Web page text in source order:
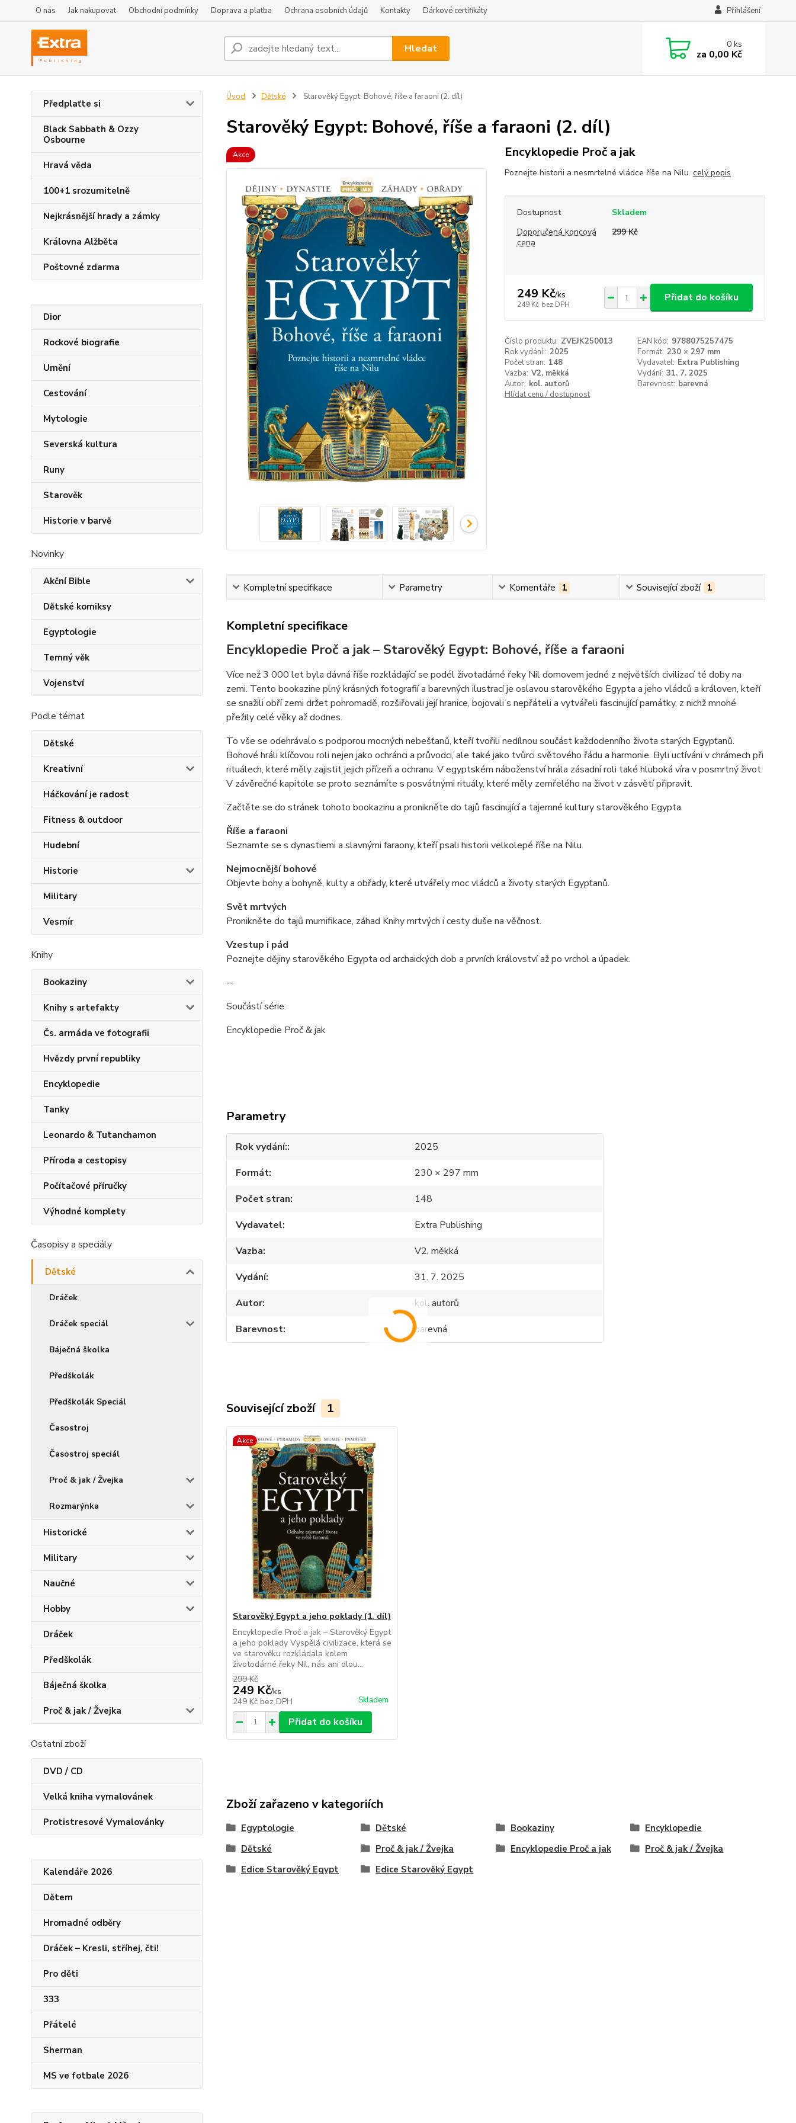
O nás Jak nakupovat Obchodní podmínky Doprava a platba Ochrana osobních údajů Kontakty Dárkové certifikáty Přihlášení
Hledat 0ks
za 0,00 Kč
Předplaťte si
Black Sabbath & Ozzy
Osbourne
Hravá věda
100+1 srozumitelně
Nejkrásnější hrady a zámky
Královna Alžběta
Poštovné zdarma
Dior
Rockové biografie
Umění
Cestování
Mytologie
Severská kultura
Runy
Starověk
Historie v barvě
Novinky
Akční Bible
Dětské komiksy
Egyptologie
Temný věk
Vojenství
Podle témat
Dětské
Kreativní
Háčkování je radost
Fitness & outdoor
Hudební
Historie
Military
Vesmír
Knihy
Bookaziny
Knihy s artefakty
Čs. armáda ve fotografii
Hvězdy první republiky
Encyklopedie
Tanky
Leonardo & Tutanchamon
Příroda a cestopisy
Počítačové příručky
Výhodné komplety
Časopisy a speciály
Dětské
Dráček
Dráček speciál
Báječná školka
Předškolák
Předškolák Speciál
Časostroj
Časostroj speciál
Proč & jak / Žvejka
Rozmarýnka
Historické
Military
Naučné
Hobby
Dráček
Předškolák
Báječná školka
Proč & jak / Žvejka
Ostatní zboží
DVD / CD
Velká kniha vymalovánek
Protistresové Vymalovánky
Kalendáře 2026
Dětem
Hromadné odběry
Dráček – Kresli, stříhej, čti!
Pro děti
333
Přátelé
Sherman
MS ve fotbale 2026
Úvod Dětské Starověký Egypt: Bohové, říše a faraoni (2. díl)
Starověký Egypt: Bohové, říše a faraoni (2. díl)
Akce Encyklopedie Proč a jak
Poznejte historii a nesmrtelné vládce říše na Nilu. celý popis
Dostupnost
Skladem
Doporučená koncová
cena
299 Kč
249 Kč/ks
249 Kč bez DPH
Přidat do košíku
Číslo produktu: ZVEJK250013 EAN kód: 9788075257475
Rok vydání:: 2025 Formát: 230 × 297 mm
Počet stran: 148 Vydavatel: Extra Publishing
Vazba: V2, měkká Vydání: 31. 7. 2025
Autor: kol. autorů Barevnost: barevná
Hlídat cenu / dostupnost
Kompletní specifikace Parametry Komentáře 1 Související zboží 1
Kompletní specifikace
Encyklopedie Proč a jak – Starověký Egypt: Bohové, říše a faraoni
Více než 3 000 let byla dávná říše rozkládající se podél životadárné řeky Nil domovem jedné z největších civilizací té doby na
zemi. Tento bookazine plný krásných fotografií a barevných ilustrací je oslavou starověkého Egypta a jeho vládců a královen, kteří
se snažili obří zemi držet pohromadě, rozšiřovali její hranice, bojovali s nepřáteli a vytvářeli fascinující památky, z nichž mnohé
přežily celé věky až dodnes.
To vše se odehrávalo s podporou mocných nebešťanů, kteří tvořili nedílnou součást každodenního života starých Egypťanů.
Bohové hráli klíčovou roli nejen jako ochránci a průvodci, ale také jako tvůrci světového řádu a harmonie. Byli uctíváni v chrámech při
rituálech, které měly zajistit jejich přízeň a ochranu. V egyptském náboženství hrála zásadní roli také hluboká víra v posmrtný život.
V závěrečné kapitole se proto seznámíte s posvátnými rituály, které měly zemřelého na život v zásvětí připravit.
Začtěte se do stránek tohoto bookazinu a pronikněte do tajů fascinující a tajemné kultury starověkého Egypta.
Říše a faraoni
Seznamte se s dynastiemi a slavnými faraony, kteří psali historii velkolepé říše na Nilu.
Nejmocnější bohové
Objevte bohy a bohyně, kulty a obřady, které utvářely moc vládců a životy starých Egypťanů.
Svět mrtvých
Pronikněte do tajů mumifikace, záhad Knihy mrtvých i cesty duše na věčnost.
Vzestup i pád
Poznejte dějiny starověkého Egypta od archaických dob a prvních království až po vrchol a úpadek.
--
Součástí série:
Encyklopedie Proč & jak
Parametry
Rok vydání:
2025
Formát
230 × 297 mm
Počet stran
148
Vydavatel
Extra Publishing
Vazba
V2, měkká
Vydání
31. 7. 2025
Autor
kol. autorů
Barevnost
barevná
Související zboží 1
Akce
Starověký Egypt a jeho poklady (1. díl)
Encyklopedie Proč a jak – Starověký Egypt
a jeho poklady Vyspělá civilizace, která se
ve starověku rozkládala kolem
životodárné řeky Nil, nás ani dlou...
299 Kč
249 Kč/ks
249 Kč bez DPH Skladem
Přidat do košíku
Zboží zařazeno v kategoriích
Egyptologie Dětské Bookaziny
Encyklopedie
Dětské
Proč & jak / Žvejka Encyklopedie Proč a jak
Proč & jak / Žvejka
Edice Starověký Egypt
Edice Starověký Egypt